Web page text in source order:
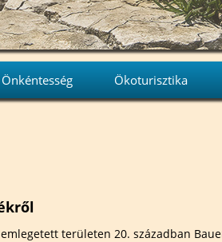
Önkéntesség Ökoturisztika
területen 20. században